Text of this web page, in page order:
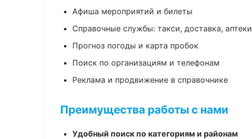
Афиша мероприятий и билеты
Справочные службы: такси, доставка, аптеки
Прогноз погоды и карта пробок
Поиск по организациям и телефонам
Реклама и продвижение в справочнике
Преимущества работы с нами
Удобный поиск по категориям и районам